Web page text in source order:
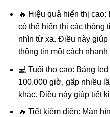
🔥 Hiệu quả hiển thị
có thể hiển thị các thông
nhìn từ xa. Điều này
thông tin một cách
💻 Tuổi thọ cao: Bảng
100.000 giờ, gấp nhiều
khác. Điều này giúp tiết
🔥 Tiết kiệm điện: Màn